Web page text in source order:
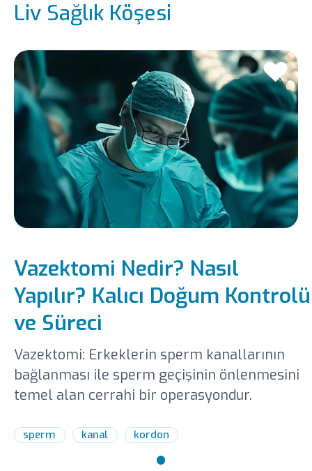
Liv Sağlık Köşesi
Vazektomi Nedir? Nasıl
Yapılır? Kalıcı Doğum Kontrolü
ve Süreci
Vazektomi: Erkeklerin sperm kanallarının
bağlanması ile sperm geçişinin önlenmesini
temel alan cerrahi bir operasyondur.
sperm kanal kordon